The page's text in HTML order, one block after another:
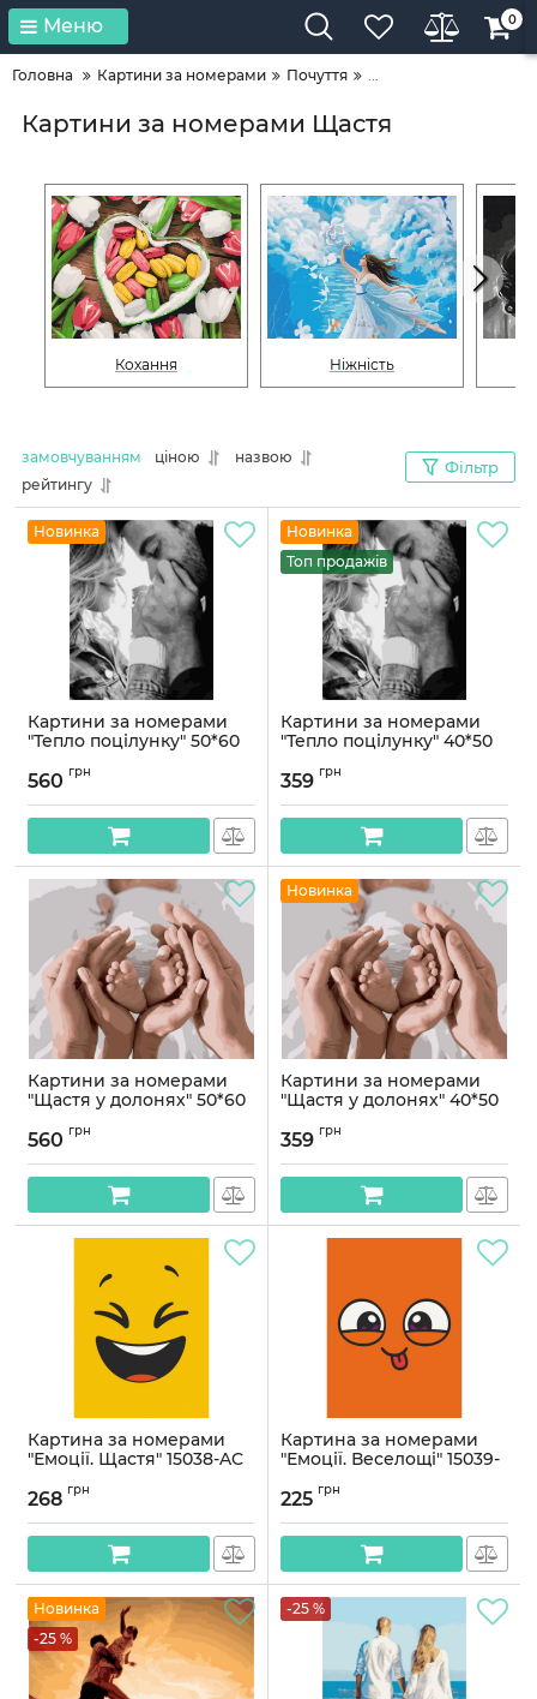
Меню 0
Головна Картини за номерами Почуття ...
Картини за номерами Щастя
Кохання Ніжність
замовчуванням ціною
назвою
рейтингу
Фільтр
Новинка
Картини за номерами
"Тепло поцілунку" 50*60
Артикул:
560 грн
Новинка
Топ продажів
Картини за номерами
"Тепло поцілунку" 40*50
Артикул:
359 грн
Картини за номерами
"Щастя у долонях" 50*60
Артикул:
560 грн
Новинка
Картини за номерами
"Щастя у долонях" 40*50
Артикул:
359 грн
Картина за номерами
"Емоції. Щастя" 15038-AC
Артикул:
268 грн
Картина за номерами
"Емоції. Веселощі" 15039-
Артикул:
225 грн
Новинка
-25 %
-25 %